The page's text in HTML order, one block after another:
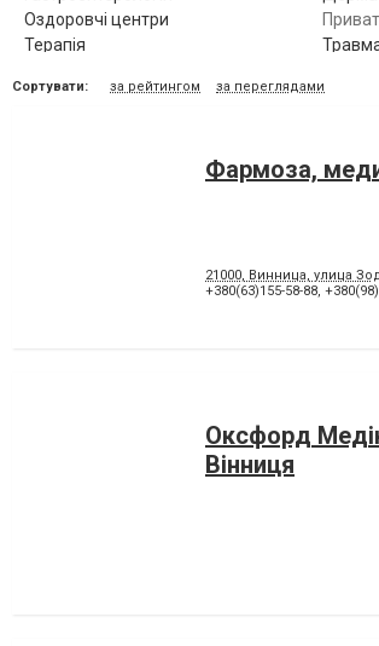
Оздоровчі центри
Терапія
Сортувати: за рейтингом за переглядами
Фармоза,
21000, Винница, улица
+380(63)155-58-88,
Оксфорд
Вінниця